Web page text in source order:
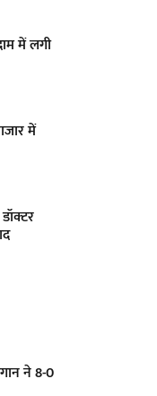
में लगी
में
ने 8-0